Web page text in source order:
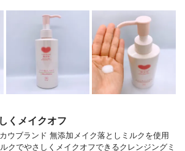
くメイクオフ
ウブランド 無添加メイク落としミルクを使用
クでやさしくメイクオフできるクレンジングミ